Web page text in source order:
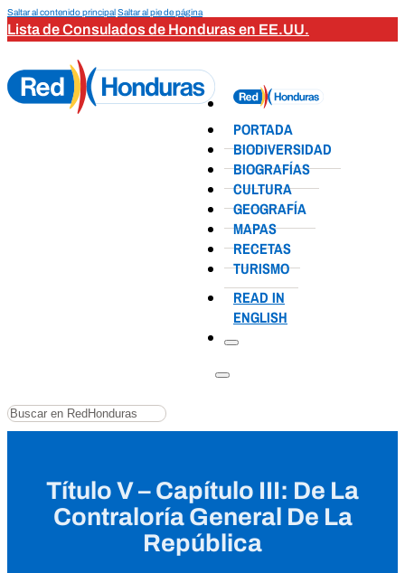
Saltar al contenido principalSaltar al pie de página
Lista de Consulados de Honduras en EE.UU.
PORTADA
BIODIVERSIDAD
BIOGRAFÍAS
CULTURA
GEOGRAFÍA
MAPAS
RECETAS
TURISMO
READ IN
ENGLISH
Buscar
Título V – Capítulo III: De La
Contraloría General De La
República